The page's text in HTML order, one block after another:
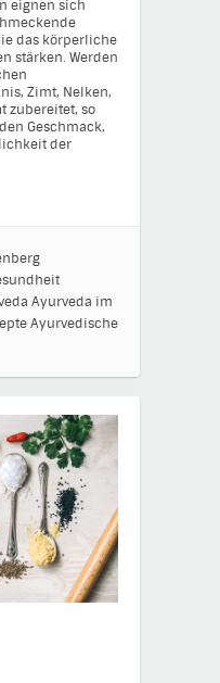
eignen sich
das körperliche
stärken. Werden
Zimt, Nelken,
zubereitet, so
Geschmack,
der
Ayurveda im
Ayurvedische